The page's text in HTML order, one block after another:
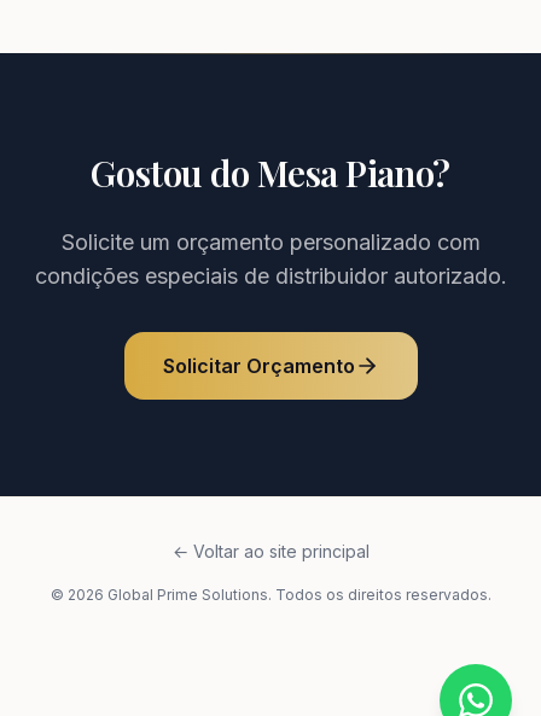
Gostou doMesa Piano?
Solicite um orçamento personalizado com
condições especiais de distribuidor autorizado.
Solicitar Orçamento
← Voltar ao site principal
© 2026 Global Prime Solutions. Todos os direitos reservados.